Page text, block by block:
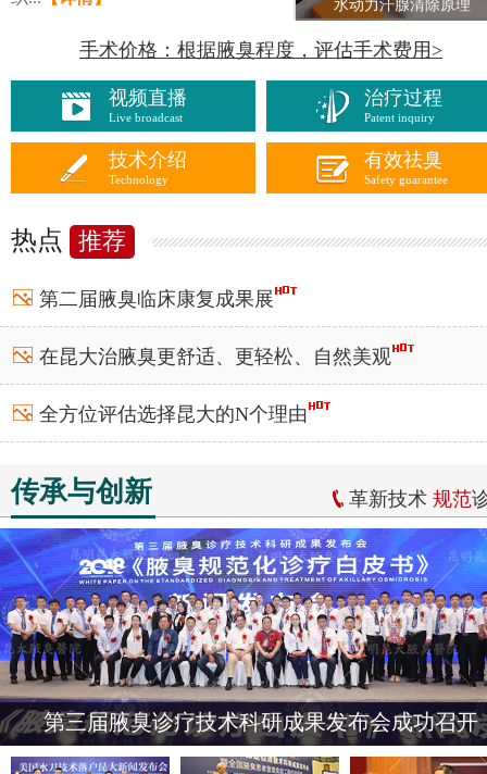
水动力汗腺清除原理
手术价格：根据腋臭程度，评估手术费用>
视频直播
Live broadcast
治疗过程
Patent inquiry
技术介绍
Technology
有效祛臭
Safety guarantee
热点 推荐
第二届腋臭临床康复成果展
在昆大治腋臭更舒适、更轻松、自然美观
全方位评估选择昆大的N个理由
传承与创新 革新技术 规范
第三届腋臭诊疗技术科研成果发布会成功召开